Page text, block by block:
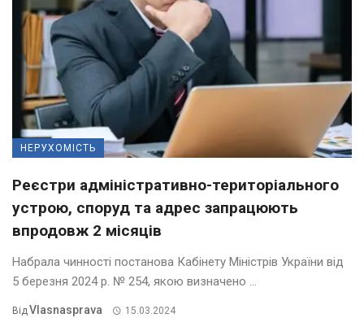
НЕРУХОМІСТЬ
Реєстри адміністративно-територіального
устрою, споруд та адрес запрацюють
впродовж 2 місяців
Набрала чинності постанова Кабінету Міністрів України від
5 березня 2024 р. № 254, якою визначено ...
ВідVlasnasprava 15.03.2024